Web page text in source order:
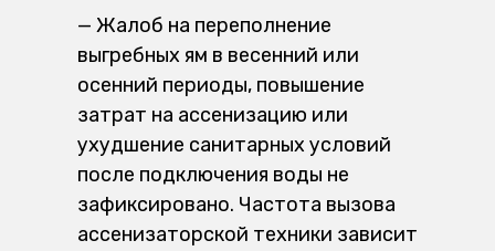
— Жалоб на переполнение
выгребных ям в весенний или
осенний периоды, повышение
затрат на ассенизацию или
ухудшение санитарных условий
после подключения воды не
зафиксировано. Частота вызова
ассенизаторской техники зависит